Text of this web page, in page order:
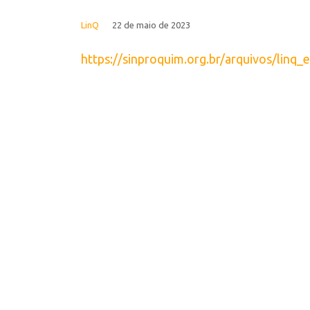
LinQ 22 de maio de 2023
https://sinproquim.org.br/arquivos/